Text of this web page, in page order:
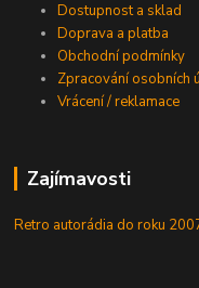
Dostupnost a sklad
Doprava a platba
Obchodní podmínky
Zpracování osobních
Vrácení / reklamace
Zajímavosti
Retro autorádia do roku